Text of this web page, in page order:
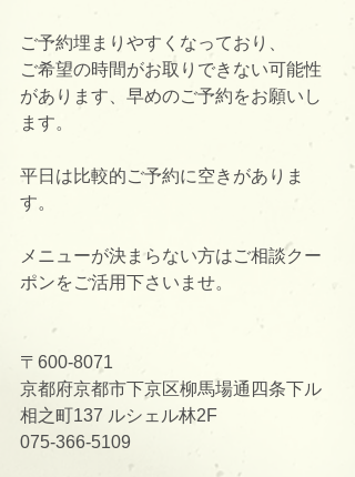
ご予約埋まりやすくなっており、
ご希望の時間がお取りできない可能性
があります、早めのご予約をお願いし
ます。
平日は比較的ご予約に空きがありま
す。
メニューが決まらない方はご相談クー
ポンをご活用下さいませ。
〒600-8071
京都府京都市下京区柳馬場通四条下ル
相之町137 ルシェル林2F
075-366-5109